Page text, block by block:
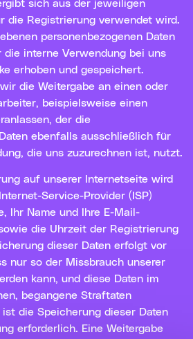
die Registrierung verwendet wird.
personenbezogenen Daten
interne Verwendung bei uns
erhoben und gespeichert.
die Weitergabe an einen oder
beispielsweise einen
der die
ebenfalls ausschließlich für
die uns zuzurechnen ist, nutzt.
auf unserer Internetseite wird
Service-Provider (ISP)
Ihr Name und Ihre E-Mail-
die Uhrzeit der Registrierung
dieser Daten erfolgt vor
nur so der Missbrauch unserer
kann, und diese Daten im
begangene Straftaten
die Speicherung dieser Daten
erforderlich. Eine Weitergabe